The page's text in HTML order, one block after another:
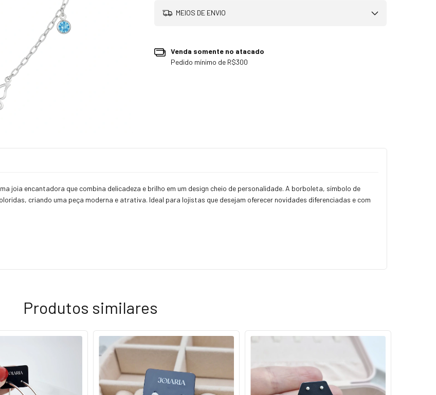
MEIOS DE ENVIO
Venda somente no atacado
Pedido mínimo de R$300
joia encantadora que combina delicadeza e brilho em um design cheio de personalidade. A borboleta, símbolo de
criando uma peça moderna e atrativa. Ideal para lojistas que desejam oferecer novidades diferenciadas e com
Produtos similares